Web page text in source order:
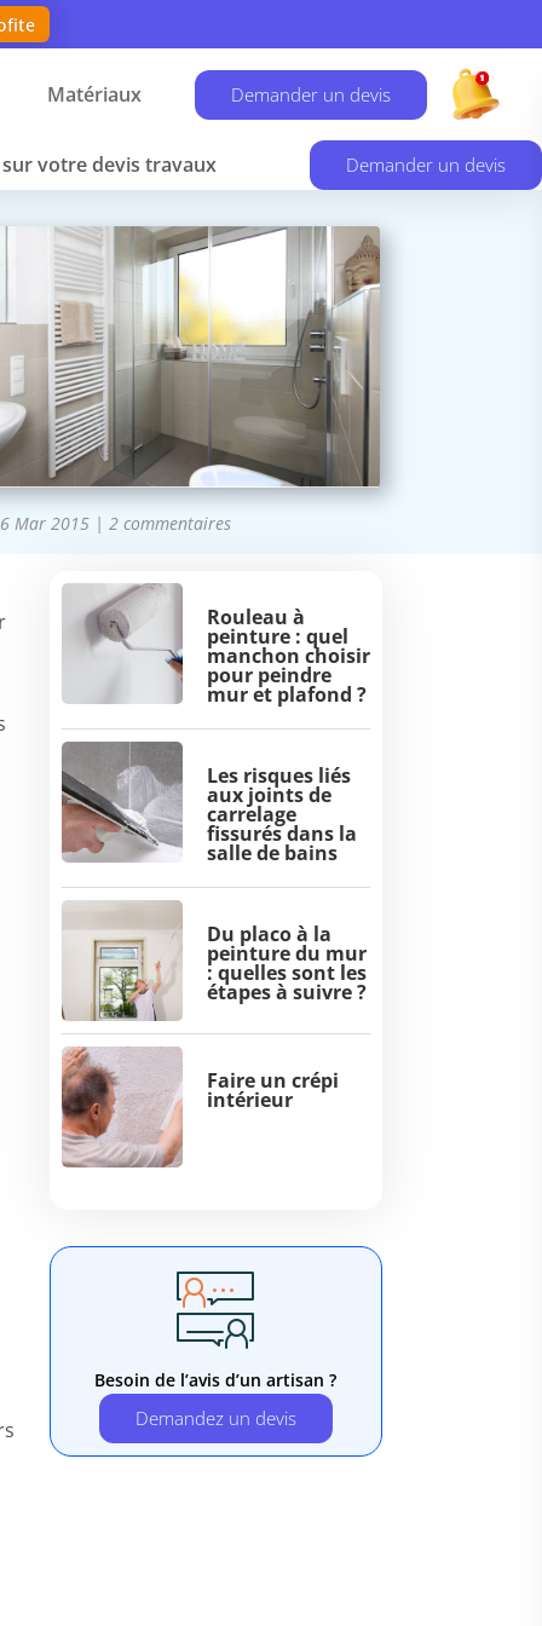
Matériaux Demander un devis
sur votre devis travaux Demander un devis
6 Mar 2015| 2 commentaires
Rouleau à
peinture : quel
manchon choisir
pour peindre
mur et plafond ?
Les risques liés
aux joints de
carrelage
fissurés dans la
salle de bains
Du placo à la
peinture du mur
: quelles sont les
étapes à suivre ?
Faire un crépi
intérieur
Besoin de l’avis d’un artisan ?
Demandez un devis